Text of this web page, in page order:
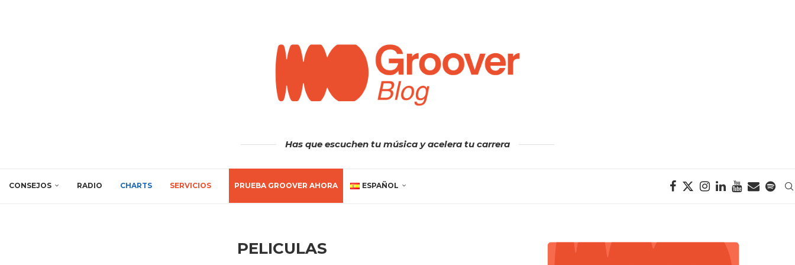
Has que escuchen tu música y acelera tu carrera
CONSEJOS RADIO CHARTS SERVICIOS PRUEBA GROOVER AHORA ESPAÑOL
PELICULAS